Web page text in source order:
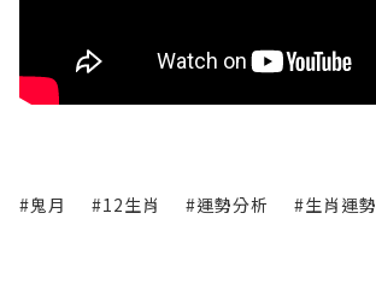
#鬼月 #12生肖 #運勢分析 #生肖運勢